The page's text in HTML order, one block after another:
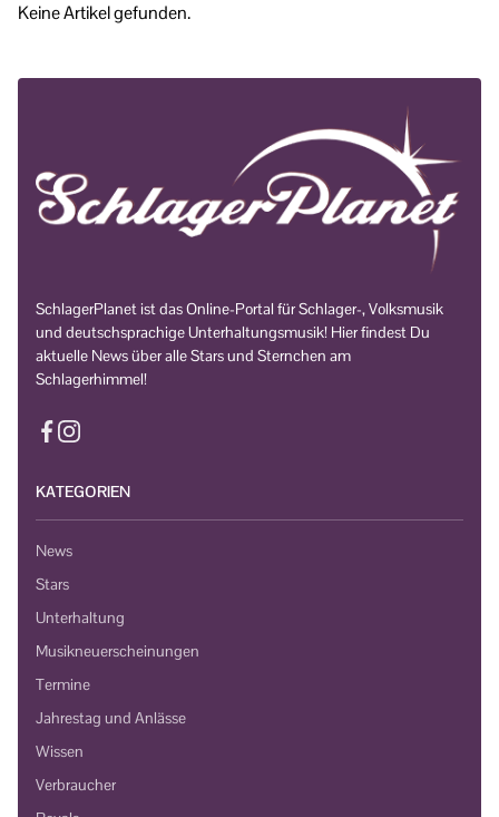
Keine Artikel gefunden.
SchlagerPlanet ist das Online-Portal für Schlager-, Volksmusik
und deutschsprachige Unterhaltungsmusik! Hier findest Du
aktuelle News über alle Stars und Sternchen am
Schlagerhimmel!
KATEGORIEN
News
Stars
Unterhaltung
Musikneuerscheinungen
Termine
Jahrestag und Anlässe
Wissen
Verbraucher